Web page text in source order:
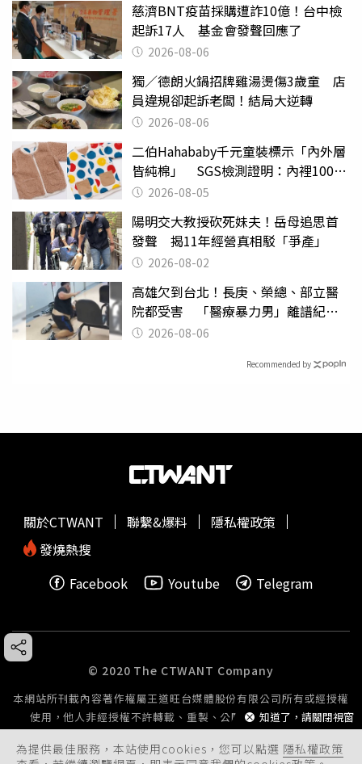
慈濟BNT疫苗採購遭詐10億！台中檢
起訴17人 基金會發聲回應了
2026-08-06
獨／德朗火鍋招牌雞湯燙傷3歲童 店
員違規卻起訴老闆！結局大逆轉
2026-08-06
二伯Hahababy千元童裝標示「內外層
皆純棉」 SGS檢測證明：內裡100%
聚酯纖維
2026-08-05
陽明交大教授砍死妹夫！岳母追思首
發聲 揭11年經營真相駁「爭產」
2026-08-02
高雄欠到台北！長庚、榮總、部立醫
院都受害 「醫療暴力男」離譜紀錄
曝光2026-08-06
Recommended by
為提供最佳服務，本站使用cookies，您可以點選 隱私權政策
知道了，請關閉視窗
關於CTWANT 聯繫&爆料
隱私權政策
發燒熱搜
Facebook
Youtube Telegram
© 2020 The CTWANT Company
本網站所刊載內容著作權屬王道旺台媒體股份有限公司所有或經授權
使用，他人非經授權不許轉載、重製、公開播送或公開傳輸。